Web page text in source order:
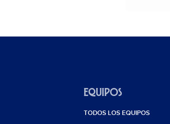
EQUIPOS
TODOS LOS EQUIPOS